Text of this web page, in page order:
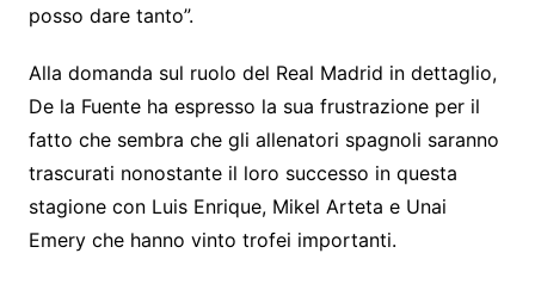
posso dare tanto”.
Alla domanda sul ruolo del Real Madrid in dettaglio,
De la Fuente ha espresso la sua frustrazione per il
fatto che sembra che gli allenatori spagnoli saranno
trascurati nonostante il loro successo in questa
stagione con Luis Enrique, Mikel Arteta e Unai
Emery che hanno vinto trofei importanti.